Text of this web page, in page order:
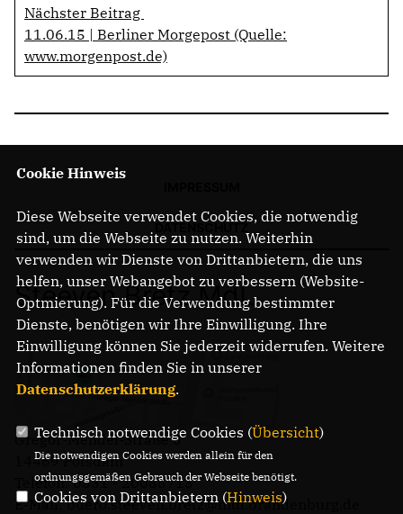
Nächster Beitrag
11.06.15 | Berliner Morgepost (Quelle:
www.morgenpost.de)
Steeven Bretz MdL
Gregor-Mendel-Straße 3
14469 Potsdam
Telefon: 0331 - 20085713
E-Mail: buero.steeven.bretz@mdl.brandenburg.de
Cookie Hinweis
Diese Webseite verwendet Cookies, die notwendig
sind, um die Webseite zu nutzen. Weiterhin
verwenden wir Dienste von Drittanbietern, die uns
helfen, unser Webangebot zu verbessern (Website-
Optmierung). Für die Verwendung bestimmter
Dienste, benötigen wir Ihre Einwilligung. Ihre
Einwilligung können Sie jederzeit widerrufen. Weitere
Informationen finden Sie in unserer
Datenschutzerklärung.
Technisch notwendige Cookies (Übersicht)
Die notwendigen Cookies werden allein für den
ordnungsgemäßen Gebrauch der Webseite benötigt.
Cookies von Drittanbietern (Hinweis)